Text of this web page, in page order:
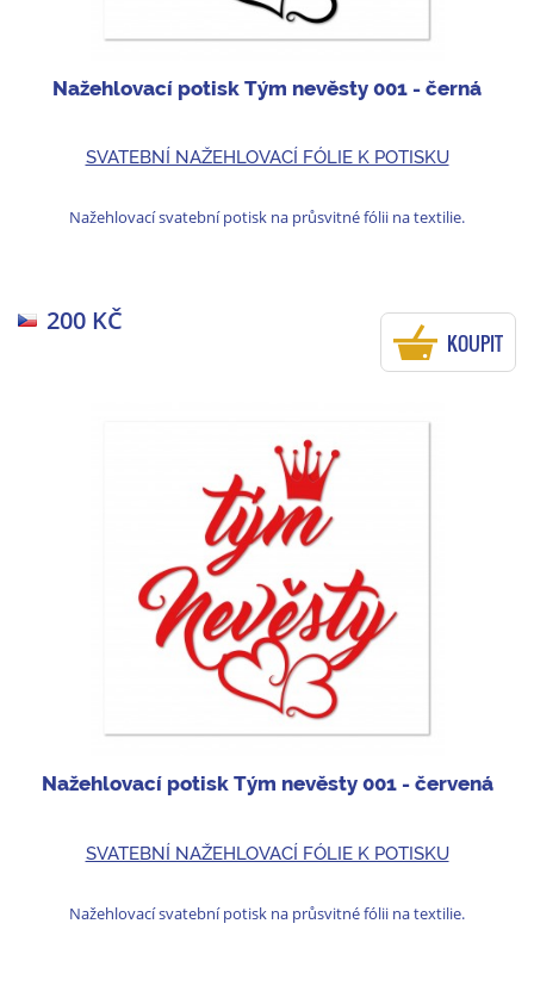
Nažehlovací potisk Tým nevěsty 001 - černá
SVATEBNÍ NAŽEHLOVACÍ FÓLIE K POTISKU
Nažehlovací svatební potisk na průsvitné fólii na textilie.
200 KČ
KOUPIT
Nažehlovací potisk Tým nevěsty 001 - červená
SVATEBNÍ NAŽEHLOVACÍ FÓLIE K POTISKU
Nažehlovací svatební potisk na průsvitné fólii na textilie.